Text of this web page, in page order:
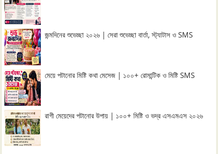
জন্মদিনের শুভেচ্ছা ২০২৬ | সেরা শুভেচ্ছা বার্তা, স্ট্যাটাস ও SMS
মেয়ে পটানোর মিষ্টি কথা মেসেজ | ১০০+ রোমান্টিক ও মিষ্টি SMS
রাগী মেয়েদের পটানোর উপায় | ১০০+ মিষ্টি ও ভদ্র এসএমএস ২০২৬